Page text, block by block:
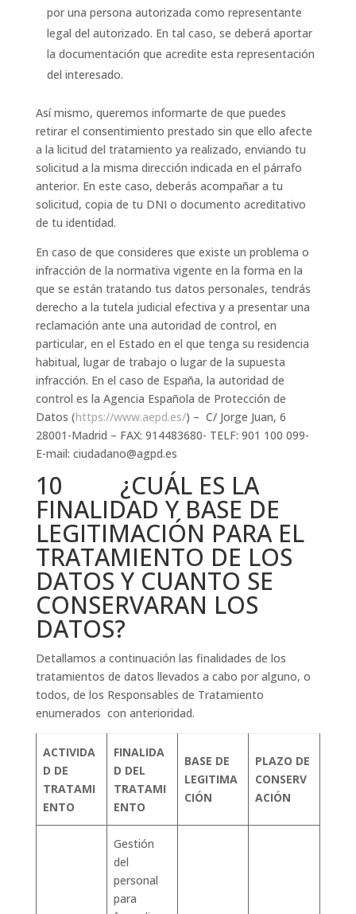
por una persona autorizada como representante
legal del autorizado. En tal caso, se deberá aportar
la documentación que acredite esta representación
del interesado.
Así mismo, queremos informarte de que puedes
retirar el consentimiento prestado sin que ello afecte
a la licitud del tratamiento ya realizado, enviando tu
solicitud a la misma dirección indicada en el párrafo
anterior. En este caso, deberás acompañar a tu
solicitud, copia de tu DNI o documento acreditativo
de tu identidad.
En caso de que consideres que existe un problema o
infracción de la normativa vigente en la forma en la
que se están tratando tus datos personales, tendrás
derecho a la tutela judicial efectiva y a presentar una
reclamación ante una autoridad de control, en
particular, en el Estado en el que tenga su residencia
habitual, lugar de trabajo o lugar de la supuesta
infracción. En el caso de España, la autoridad de
control es la Agencia Española de Protección de
Datos (https://www.aepd.es/) – C/ Jorge Juan, 6
28001-Madrid – FAX: 914483680- TELF: 901 100 099-
E-mail: ciudadano@agpd.es
10 ¿CUÁL ES LA
FINALIDAD Y BASE DE
LEGITIMACIÓN PARA EL
TRATAMIENTO DE LOS
DATOS Y CUANTO SE
CONSERVARAN LOS
DATOS?
Detallamos a continuación las finalidades de los
tratamientos de datos llevados a cabo por alguno, o
todos, de los Responsables de Tratamiento
enumerados con anterioridad.
ACTIVIDA
D DE
TRATAMI
ENTO
FINALIDA
D DEL
TRATAMI
ENTO
BASE DE
LEGITIMA
CIÓN
PLAZO DE
CONSERV
ACIÓN
Gestión
del
personal
para